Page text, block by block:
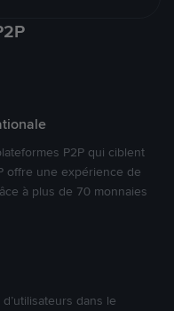
P2P qui ciblent
offre une expérience de
à plus de 70 monnaies
dans le